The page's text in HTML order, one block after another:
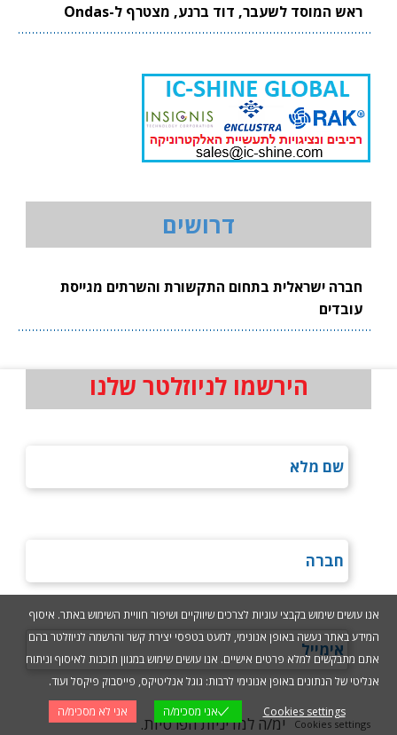
ראש המוסד לשעבר, דוד ברנע, מצטרף ל-Ondas
דרושים
חברה ישראלית בתחום התקשורת והשרתים מגייסת
עובדים
הירשמו לניוזלטר שלנו
אני מסכימ/ה למדיניות הפרטיות.
אנו עושים שימוש בקבצי עוגיות לצרכים שיווקיים ושיפור חוויית השימוש באתר. איסוף
המידע באתר נעשה באופן אנונימי, למעט בטפסי יצירת קשר והרשמה לניוזלטר בהם
אתם מתבקשים למלא פרטים אישיים. אנו עושים שימוש במגוון תוכנות לאיסוף וניתוח
אנליטי של הנתונים באופן אנונימי לרבות: גוגל אנליטיקס, פייסבוק פיקסל ועוד.
Cookies settings
אני מסכימ/ה אני לא מסכימ/ה
Cookies settings